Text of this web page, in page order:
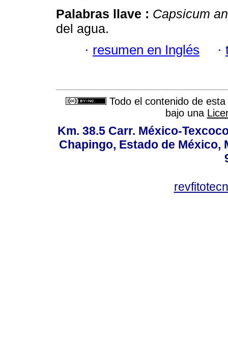
Palabras llave : Capsicum
del agua.
· resumen en Inglés ·
Todo el contenido de
bajo una
Km. 38.5 Carr. México-
Chapingo, Estado de México,